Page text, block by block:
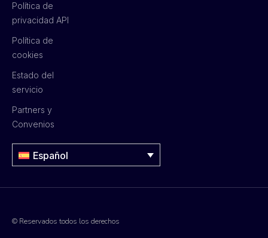
Política de
privacidad API
Política de
cookies
Estado del
servicio
Partners y
Convenios
Español
© Reservados todos los derechos